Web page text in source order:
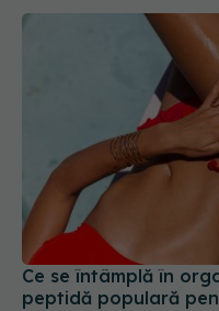
Ce se întâmplă în
peptidă populară